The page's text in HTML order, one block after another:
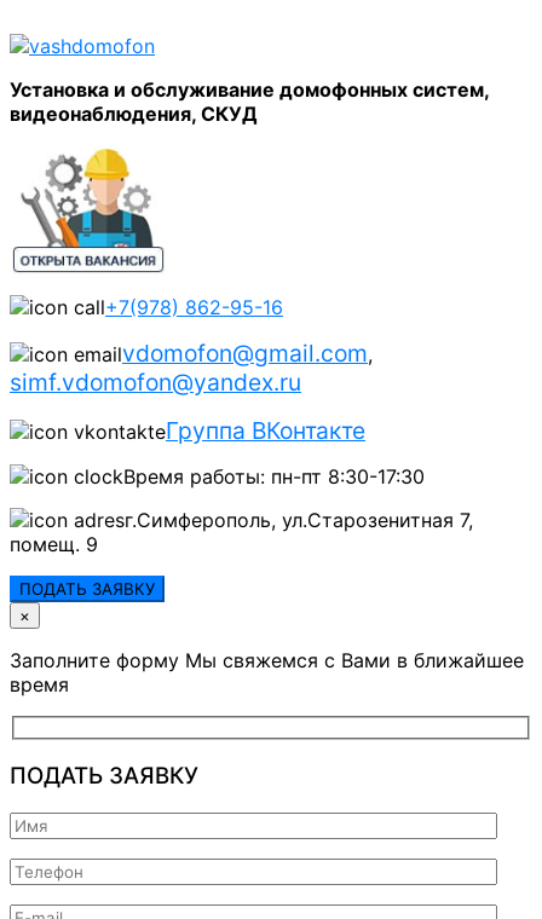
Установка и обслуживание домофонных систем,
видеонаблюдения, СКУД
+7(978) 862-95-16
vdomofon@gmail.com,
simf.vdomofon@yandex.ru
Группа ВКонтакте
Время работы: пн-пт 8:30-17:30
г.Симферополь, ул.Старозенитная 7,
помещ. 9
ПОДАТЬ ЗАЯВКУ
×
Заполните форму Мы свяжемся с Вами в ближайшее
время
ПОДАТЬ ЗАЯВКУ